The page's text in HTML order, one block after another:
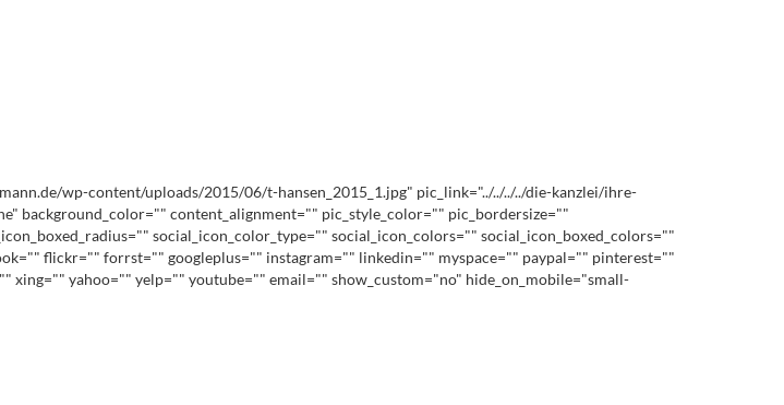
wp-content/uploads/2015/06/t-hansen_2015_1.jpg" pic_link="../../../../die-kanzlei/ihre-
background_color="" content_alignment="" pic_style_color="" pic_bordersize=""
social_icon_color_type="" social_icon_colors="" social_icon_boxed_colors=""
flickr="" forrst="" googleplus="" instagram="" linkedin="" myspace="" paypal="" pinterest=""
yahoo="" yelp="" youtube="" email="" show_custom="no" hide_on_mobile="small-